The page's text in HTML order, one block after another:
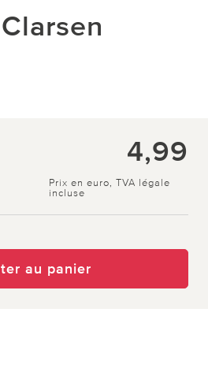
4,99
Prix en euro, TVA légale
incluse
au panier